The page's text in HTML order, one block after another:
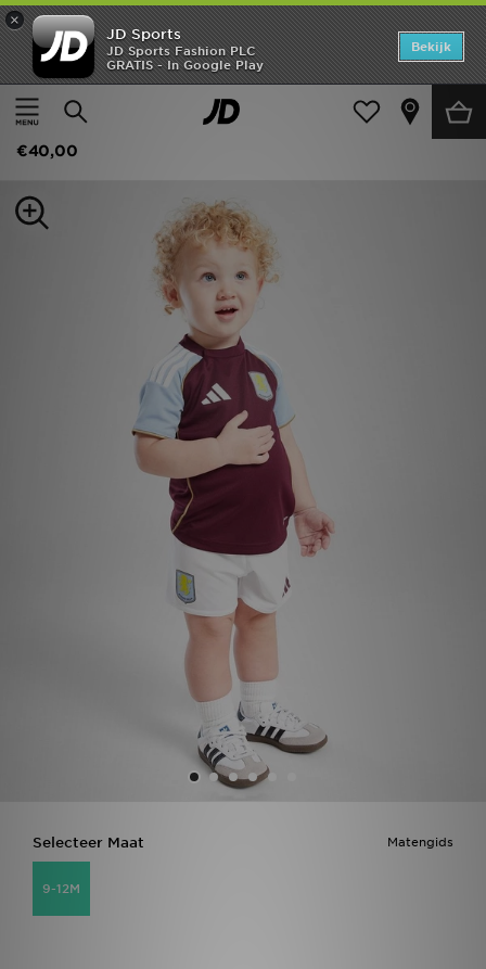
×
JD Sports
JD Sports Fashion PLC
GRATIS - In Google Play
Bekijk
Thuis
Kids Junior Kleding (8-15 jaar) Replica outfits
adidas Aston Villa FC 2025/26 Home Kit Infant
€40,00
Matengids
Selecteer Maat
9-12M
Home
Offers
Dames